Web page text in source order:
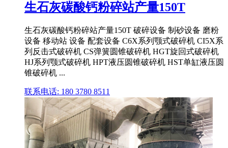
生石灰碳酸钙粉碎站产量150T
生石灰碳酸钙粉碎站产量150T 破碎设备 制砂设备 磨粉
设备 移动站 设备 配套设备 C6X系列颚式破碎机 CI5X系
列反击式破碎机 CS弹簧圆锥破碎机 HGT旋回式破碎机
HJ系列颚式破碎机 HPT液压圆锥破碎机 HST单缸液压圆
锥破碎机 ...
联系电话: 180 3780 8511